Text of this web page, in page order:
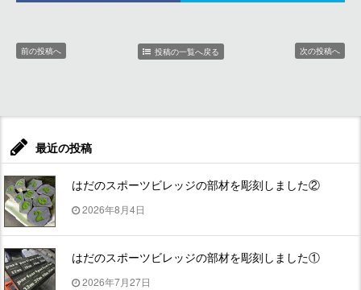
前の投稿へ 投稿の一覧へ戻る 次の投稿へ
最近の投稿
はだのスポーツビレッジの部材を彫刻しました②
2026年8月4日
はだのスポーツビレッジの部材を彫刻しました①
2026年7月27日